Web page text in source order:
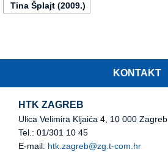
Tina Šplajt (2009.)
KONTAKT
HTK ZAGREB
Ulica Velimira Kljaića 4, 10 000 Zagreb
Tel.: 01/301 10 45
E-mail: htk.zagreb@zg.t-com.hr